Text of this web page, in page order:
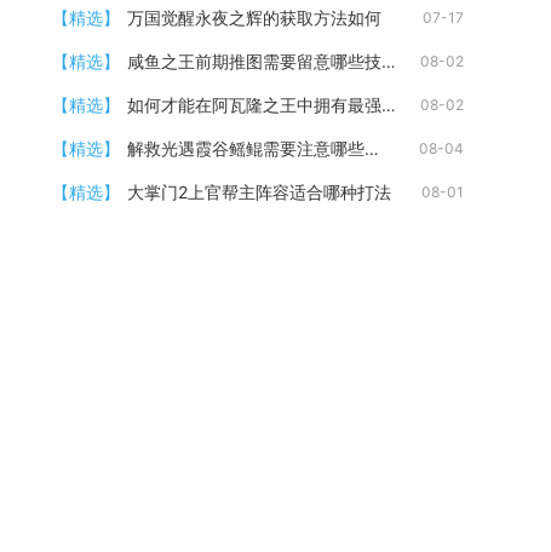
【精选】 万国觉醒永夜之辉的获取方法如何 07-17
【精选】 咸鱼之王前期推图需要留意哪些技能发动时机 08-02
【精选】 如何才能在阿瓦隆之王中拥有最强兵种 08-02
【精选】 解救光遇霞谷鳐鲲需要注意哪些事项 08-04
【精选】 大掌门2上官帮主阵容适合哪种打法 08-01